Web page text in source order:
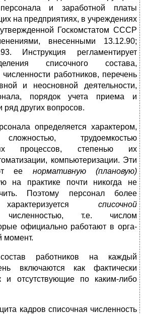
и заработной платы
на пред­приятиях, в учреждениях
Госкомс­татом СССР
внесенными 13.12.90;
Инструкция регламентирует
списоч­ного состава,
работников, перечень
и неосновной деятельности,
порядок учета приема и
других вопро­сов.
определяется характером,
трудоемкостью
процессов, степе­нью их
компьютеризации. Эти
ее нормативную (плановую)
на прак­тике почти никогда не
Поэтому персонал более
списочной
численнос­тью, т.е. числом
официально работают в орга­
момент.
работников на каждый
включаются как фактически
и отсутствующие по каким-либо
кадров списочная численность